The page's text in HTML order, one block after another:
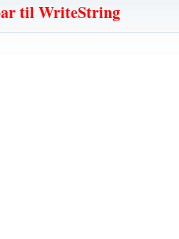
til WriteString